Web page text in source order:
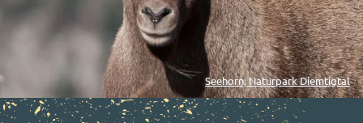
Seehorn, Naturpark Diemtigtal